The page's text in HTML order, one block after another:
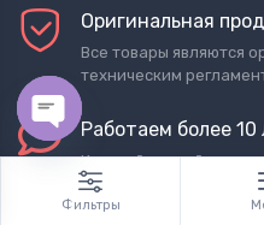
Оригинальная
Все товары являются
техническим
Работаем более 10
Каждый второй наш
покупкой.
Фильтры
Open chaty